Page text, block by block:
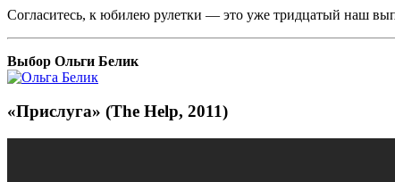
Согласитесь, к юбилею рулетки — это уже тридцатый наш
Выбор Ольги Белик
«Прислуга» (The Help, 2011)